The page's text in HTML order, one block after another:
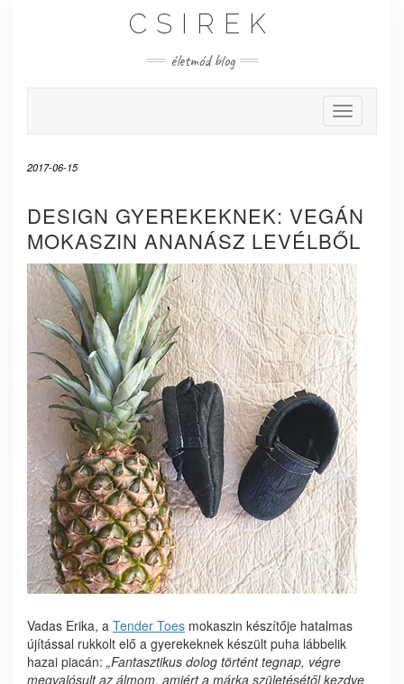
CSIREK
életmód blog
Toggle
2017-06-15
DESIGN GYEREKEKNEK: VEGÁN
MOKASZIN ANANÁSZ LEVÉLBŐL
Vadas Erika, a Tender Toes mokaszin készítője hatalmas
újítással rukkolt elő a gyerekeknek készült puha lábbelik
hazai piacán: „Fantasztikus dolog történt tegnap, végre
megvalósult az álmom, amiért a márka születésétől kezdve